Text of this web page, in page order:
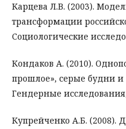
Карцева Л.В. (2003).
трансформации
Социологические
Кондаков А. (2010).
прошлое», серые будни и
Гендерные
Купрейченко А.Б. (2008).